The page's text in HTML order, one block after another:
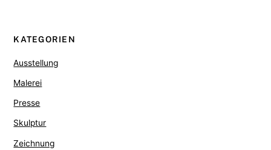
KATEGORIEN
Ausstellung
Malerei
Presse
Skulptur
Zeichnung